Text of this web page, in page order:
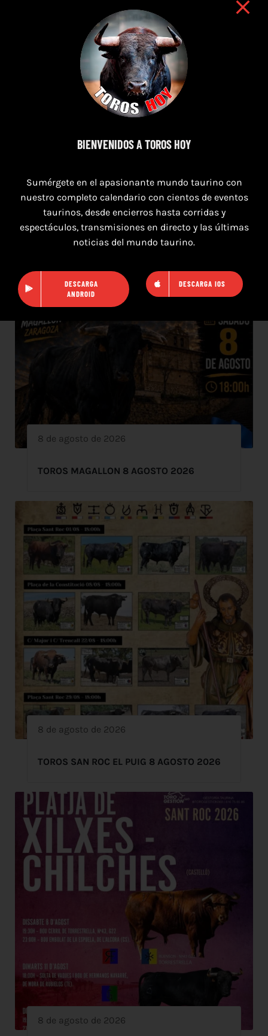
CASTELLÓN DEL 8 AL 10 DE AGOSTO 2026
8 de agosto de 2026
TOROS MAGALLON 8 AGOSTO 2026
8 de agosto de 2026
TOROS SAN ROC EL PUIG 8 AGOSTO 2026
8 de agosto de 2026
BIENVENIDOS A TOROS HOY
Sumérgete en el apasionante mundo taurino con
nuestro completo calendario con cientos de eventos
taurinos, desde encierros hasta corridas y
espectáculos, transmisiones en directo y las últimas
noticias del mundo taurino.
DESCARGA
ANDROID
DESCARGA IOS